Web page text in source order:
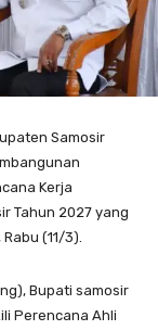
Samosir
Kerja
Tahun 2027 yang
(11/3).
Bupati samosir
Perencana Ahli